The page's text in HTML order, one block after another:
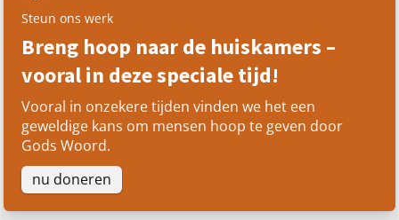
Steun ons werk
Breng hoop naar de huiskamers –
vooral in deze speciale tijd!
Vooral in onzekere tijden vinden we het een
geweldige kans om mensen hoop te geven door
Gods Woord.
nu doneren